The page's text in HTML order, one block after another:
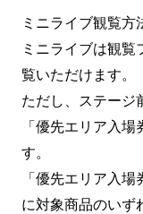
ミニライブ観覧方
ミニライブは観
覧いただけます。
ただし、ステージ
「優先エリア入
す。
「優先エリア入
に対象商品のいず